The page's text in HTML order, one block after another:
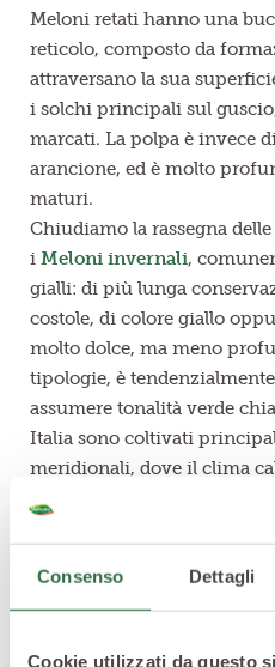
Consenso Dettagli
Cookie utilizzati da questo
Meloni retati hanno una
reticolo, composto da
attraversano la sua
i solchi principali sul
marcati. La polpa è invece
arancione, ed è molto
maturi.
Chiudiamo la rassegna
i Meloni invernali,
gialli: di più lunga
costole, di colore giallo
molto dolce, ma meno
tipologie, è
assumere tonalità verde
Italia sono coltivati
meridionali, dove il clima
crescita e la maturazione.
scarso apporto calorico,
media. Tra i minerali che